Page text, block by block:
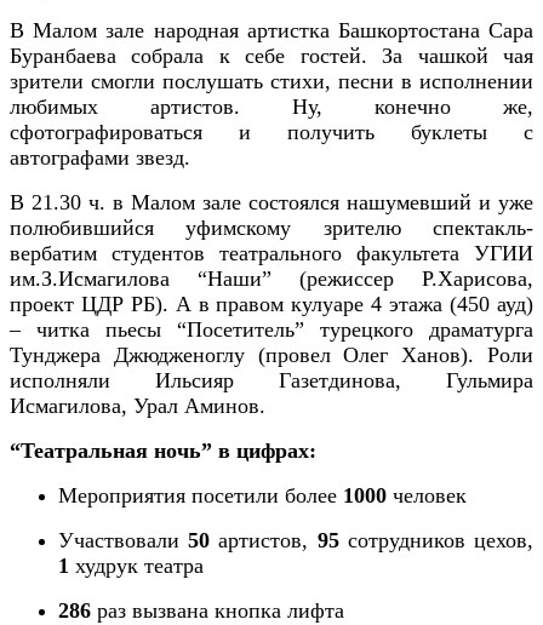
В Малом зале народная артистка Башкортостана Сара
Буранбаева собрала к себе гостей. За чашкой чая
зрители смогли послушать стихи, песни в исполнении
любимых артистов. Ну, конечно же,
сфотографироваться и получить буклеты с
автографами звезд.
В 21.30 ч. в Малом зале состоялся нашумевший и уже
полюбившийся уфимскому зрителю спектакль-
вербатим студентов театрального факультета УГИИ
им.З.Исмагилова “Наши” (режиссер Р.Харисова,
проект ЦДР РБ). А в правом кулуаре 4 этажа (450 ауд)
– читка пьесы “Посетитель” турецкого драматурга
Тунджера Джюдженоглу (провел Олег Ханов). Роли
исполняли Ильсияр Газетдинова, Гульмира
Исмагилова, Урал Аминов.
“Театральная ночь” в цифрах:
Мероприятия посетили более 1000 человек
Участвовали50 артистов, 95сотрудников цехов,
1 худрук театра
286 раз вызвана кнопка лифта